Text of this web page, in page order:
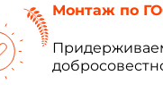
Монтаж по